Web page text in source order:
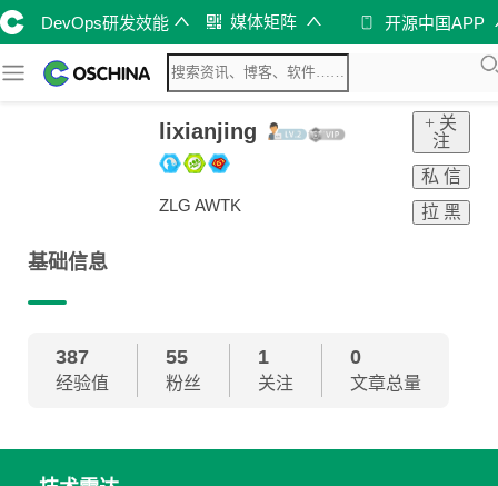
DevOps研发效能 媒体矩阵 开源中国APP
lixianjing
ZLG AWTK
+ 关
注
私 信
拉 黑
基础信息
387
经验值
55
粉丝
1
关注
0
文章总量